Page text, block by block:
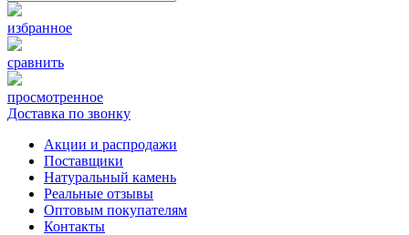
избранное
сравнить
просмотренное
Доставка по звонку
Акции и распродажи
Поставщики
Натуральный камень
Реальные отзывы
Оптовым покупателям
Контакты